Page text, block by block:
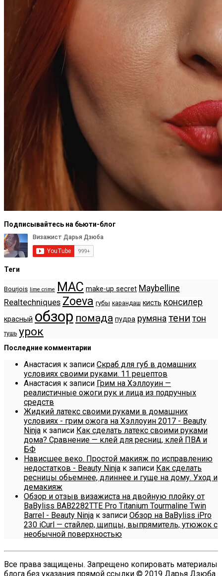
Подписывайтесь на бьюти-блог
Теги
Bourjois lime crime MAC make-up secret Maybelline
Realtechniques Zoeva губы карандаш кисть консилер
красный обзор помада пудра румяна тени тон
тушь урок
Последние комментарии
Анастасия к записи Скраб для губ в домашних
условиях своими руками. 11 рецептов
Анастасия к записи Грим на Хэллоуин —
реалистичные ожоги рук и лица из подручных
средств
Жидкий латекс своими руками в домашних
условиях - грим ожога на Хэллоуин 2017 - Beauty
Ninja к записи Как сделать латекс своими руками
дома? Сравнение — клей для ресниц, клей ПВА и
БФ
Нависшее веко. Простой макияж по исправлению
недостатков - Beauty Ninja к записи Как сделать
ресницы обьемнее, длиннее и гуще на дому. Уход и
демакияж
Обзор и отзыв визажиста на двойную плойку от
BaByliss BAB2282TTE Pro Titanium Tourmaline Twin
Barrel - Beauty Ninja к записи Обзор на BaByliss iPro
230 iCurl — стайлер, щипцы, выпрямитель, утюжок с
необычной поверхностью
Все права защищены. Запрещено копировать материалы
блога без указания прямой ссылки © 2019 Дарья Дзюба